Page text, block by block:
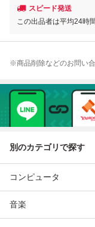
スピード発送
この出品者は平均24時
※商品削除などのお問い
別のカテゴリで探す
コンピュータ
音楽